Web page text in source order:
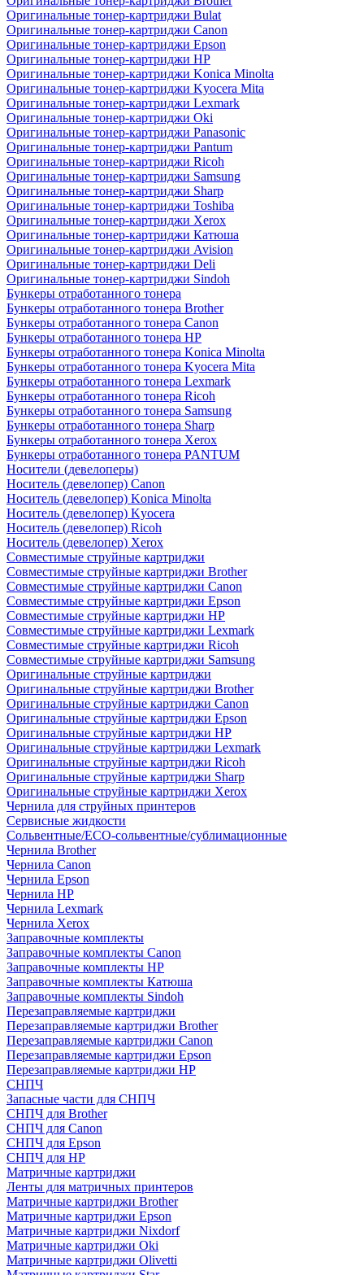
Оригинальные тонер-картриджи Bulat
Оригинальные тонер-картриджи Canon
Оригинальные тонер-картриджи Epson
Оригинальные тонер-картриджи HP
Оригинальные тонер-картриджи Konica Minolta
Оригинальные тонер-картриджи Kyocera Mita
Оригинальные тонер-картриджи Lexmark
Оригинальные тонер-картриджи Oki
Оригинальные тонер-картриджи Panasonic
Оригинальные тонер-картриджи Pantum
Оригинальные тонер-картриджи Ricoh
Оригинальные тонер-картриджи Samsung
Оригинальные тонер-картриджи Sharp
Оригинальные тонер-картриджи Toshiba
Оригинальные тонер-картриджи Xerox
Оригинальные тонер-картриджи Катюша
Оригинальные тонер-картриджи Avision
Оригинальные тонер-картриджи Deli
Оригинальные тонер-картриджи Sindoh
Бункеры отработанного тонера
Бункеры отработанного тонера Brother
Бункеры отработанного тонера Canon
Бункеры отработанного тонера HP
Бункеры отработанного тонера Konica Minolta
Бункеры отработанного тонера Kyocera Mita
Бункеры отработанного тонера Lexmark
Бункеры отработанного тонера Ricoh
Бункеры отработанного тонера Samsung
Бункеры отработанного тонера Sharp
Бункеры отработанного тонера Xerox
Бункеры отработанного тонера PANTUM
Носители (девелоперы)
Носитель (девелопер) Canon
Носитель (девелопер) Konica Minolta
Носитель (девелопер) Kyocera
Носитель (девелопер) Ricoh
Носитель (девелопер) Xerox
Совместимые струйные картриджи
Совместимые струйные картриджи Brother
Совместимые струйные картриджи Canon
Совместимые струйные картриджи Epson
Совместимые струйные картриджи HP
Совместимые струйные картриджи Lexmark
Совместимые струйные картриджи Ricoh
Совместимые струйные картриджи Samsung
Оригинальные струйные картриджи
Оригинальные струйные картриджи Brother
Оригинальные струйные картриджи Canon
Оригинальные струйные картриджи Epson
Оригинальные струйные картриджи HP
Оригинальные струйные картриджи Lexmark
Оригинальные струйные картриджи Ricoh
Оригинальные струйные картриджи Sharp
Оригинальные струйные картриджи Xerox
Чернила для струйных принтеров
Сервисные жидкости
Сольвентные/ECO-сольвентные/сублимационные
Чернила Brother
Чернила Canon
Чернила Epson
Чернила HP
Чернила Lexmark
Чернила Xerox
Заправочные комплекты
Заправочные комплекты Canon
Заправочные комплекты HP
Заправочные комплекты Катюша
Заправочные комплекты Sindoh
Перезаправляемые картриджи
Перезаправляемые картриджи Brother
Перезаправляемые картриджи Canon
Перезаправляемые картриджи Epson
Перезаправляемые картриджи HP
СНПЧ
Запасные части для СНПЧ
СНПЧ для Brother
СНПЧ для Canon
СНПЧ для Epson
СНПЧ для HP
Матричные картриджи
Ленты для матричных принтеров
Матричные картриджи Brother
Матричные картриджи Epson
Матричные картриджи Nixdorf
Матричные картриджи Oki
Матричные картриджи Olivetti